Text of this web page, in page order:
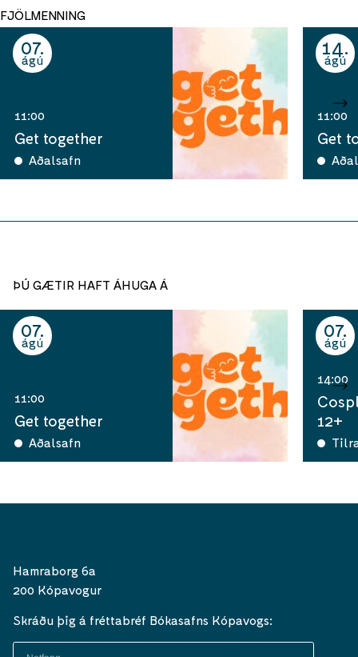
FJÖLMENNING
07
ágú
11:00
Get together
Aðalsafn
14
ágú
11:00
Get
ÞÚ GÆTIR HAFT ÁHUGA Á
07
ágú
11:00
Get together
Aðalsafn
07
ágú
14:00
12+
Hamraborg 6a
200 Kópavogur
Skráðu þig á fréttabréf Bókasafns Kópavogs: